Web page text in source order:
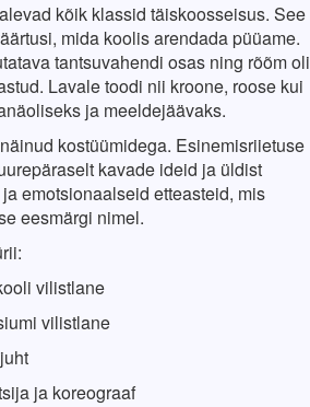
kõik klassid täiskoosseisus. See
mida koolis arendada püüame.
tantsuvahendi osas ning rõõm oli
Lavale toodi nii kroone, roose kui
ja meeldejäävaks.
kostüümidega. Esinemisriietuse
kavade ideid ja üldist
emotsionaalseid etteasteid, mis
eesmärgi nimel.
vilistlane
vilistlane
ja koreograaf